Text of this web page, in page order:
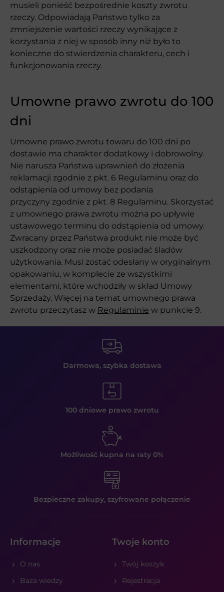
musieli ponieść bezpośrednie koszty zwrotu
rzeczy. Odpowiadają Państwo tylko za
zmniejszenie wartości rzeczy wynikające z
korzystania z niej w sposób inny niż było to
konieczne do stwierdzenia charakteru, cech i
funkcjonowania rzeczy.
Umowne prawo zwrotu do 100
dni
Umowne prawo zwrotu towaru do 100 dni po
dostawie ma charakter dodatkowy i dobrowolny.
Nie narusza Państwa uprawnień do złożenia
reklamacji zgodnie z pkt. 6 Regulaminu oraz do
odstąpienia od umowy bez podania
przyczyny zgodnie z pkt. 8 Regulaminu. Skorzystać
z umownego prawa zwrotu można po upływie
ustawowego terminu do odstąpienia od umowy.
Zwracany przez Państwa produkt nie może być
uszkodzony oraz nie może posiadać śladów
użytkowania. Musi zostać odesłany w oryginalnym
opakowaniu, w komplecie ze wszystkimi
elementami, które wchodziły w skład Umowy
Sprzedaży. Więcej na temat umownego prawa
zwrotu przeczytasz w Regulaminie w punkcie 9.
Darmowa, szybka dostawa
100 dniowe prawo zwrotu
Możliwość kupna na raty 0%
Bezpieczne zakupy, szyfrowane połączenie
Informacje
O nas
Baza wiedzy
Twoje konto
Twój koszyk
Rejestracja